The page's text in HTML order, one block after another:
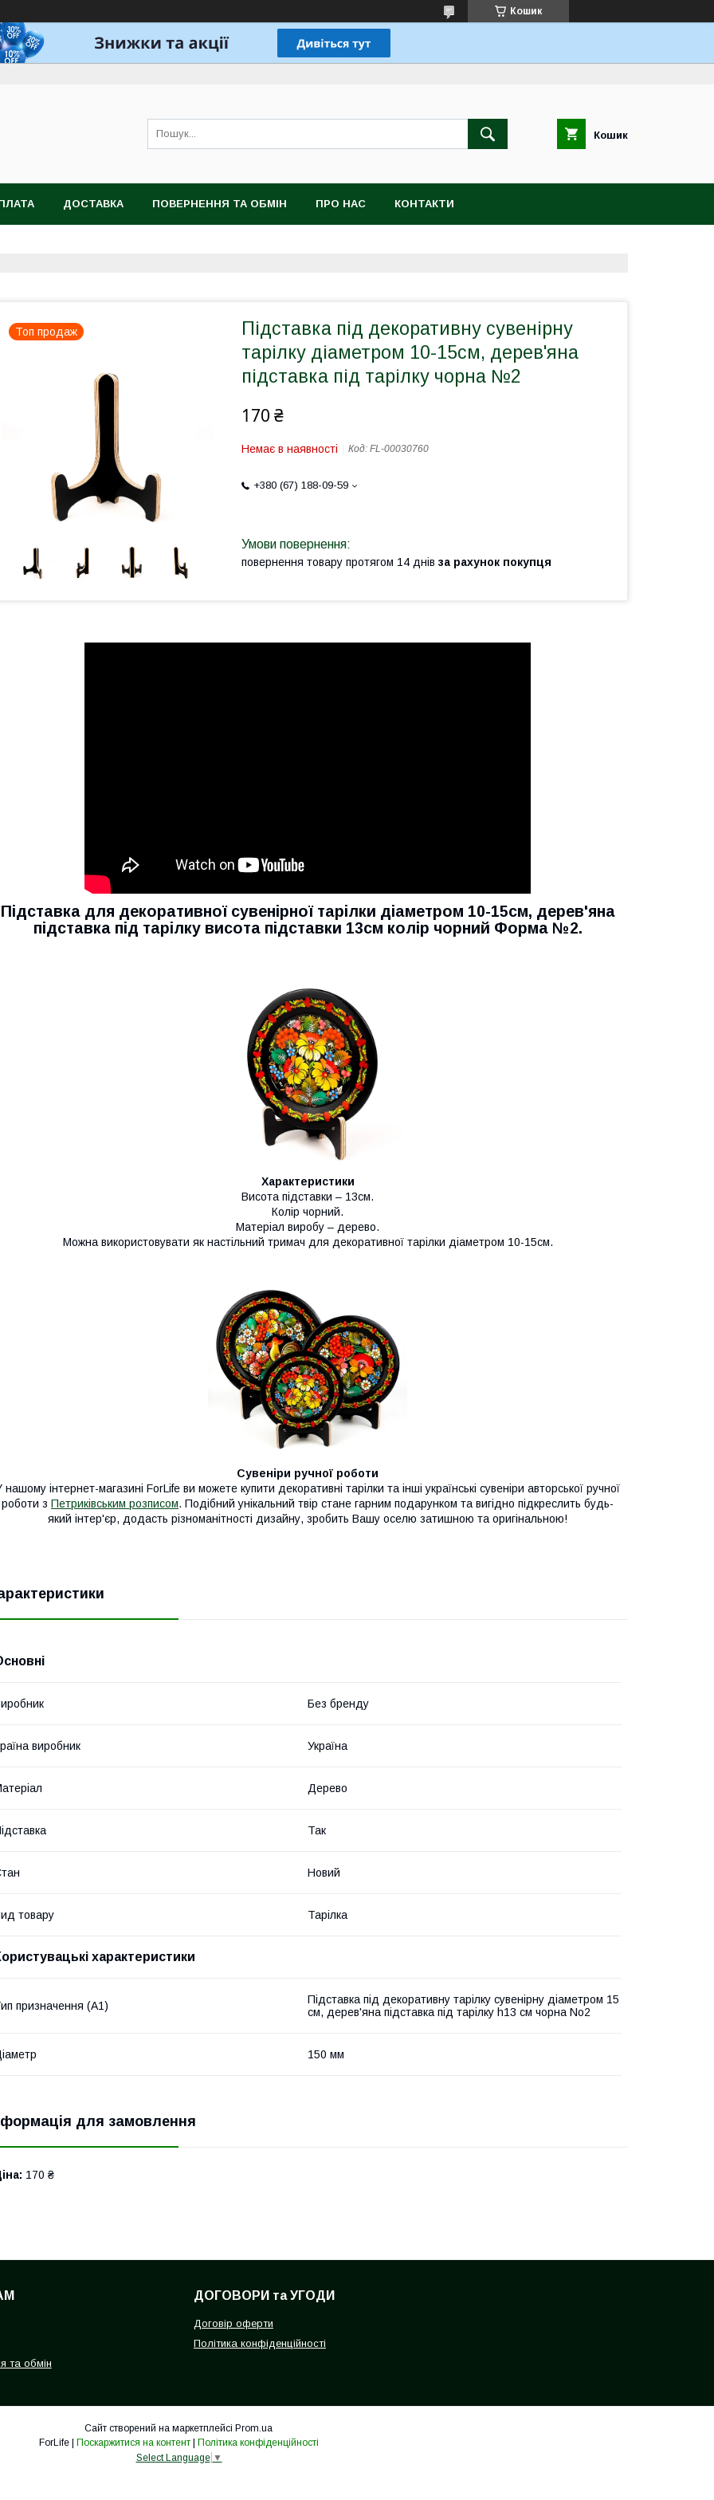
Кошик
Кошик
ДОСТАВКА ПОВЕРНЕННЯ ТА ОБМІН ПРО НАС КОНТАКТИ
Топ продаж
Підставка під декоративну сувенірну
тарілку діаметром 10-15см, дерев'яна
підставка під тарілку чорна №2
170 ₴
Немає в наявності Код: FL-00030760
+380 (67) 188-09-59
повернення товару протягом 14 днів за рахунок покупця
Підставка для декоративної сувенірної тарілки діаметром 10-15см, дерев'яна
підставка під тарілку висота підставки 13см колір чорний Форма №2.
Характеристики
Висота підставки – 13см.
Колір чорний.
Матеріал виробу – дерево.
Можна використовувати як настільний тримач для декоративної тарілки діаметром 10-15см.
Сувеніри ручної роботи
нашому інтернет-магазині ForLife ви можете купити декоративні тарілки та інші українські сувеніри авторської ручної
роботи з Петриківським розписом. Подібний унікальний твір стане гарним подарунком та вигідно підкреслить будь-
який інтер'єр, додасть різноманітності дизайну, зробить Вашу оселю затишною та оригінальною!
Без бренду
виробник Україна
Дерево
Так
Новий
товару Тарілка
характеристики
призначення (А1)
Підставка під декоративну тарілку сувенірну діаметром 15
см, дерев'яна підставка під тарілку h13 см чорна No2
150 мм
для замовлення
170 ₴
та обмін
ДОГОВОРИ та УГОДИ
Договір оферти
Політика конфіденційності
Сайт створений на маркетплейсі Prom.ua
ForLife | Поскаржитися на контент | Політика конфіденційності
Select Language ▼